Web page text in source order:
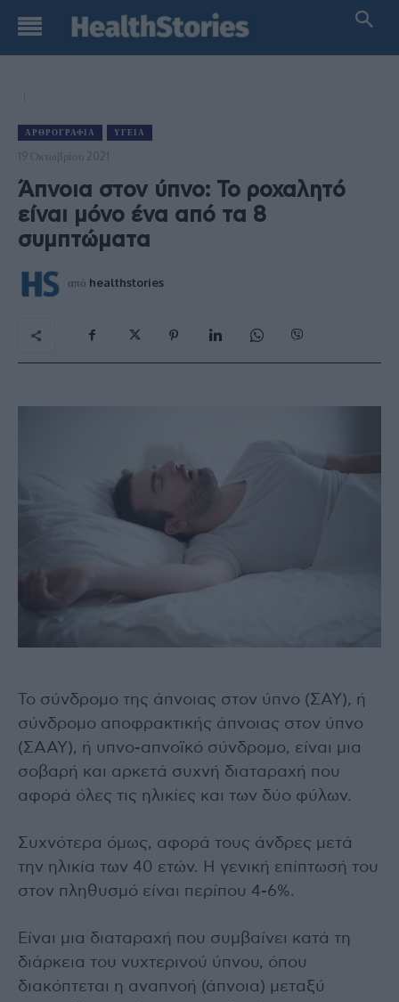
ΑΡΘΡΟΓΡΑΦΊΑ ΥΓΕΊΑ
19 Οκτωβρίου 2021
Άπνοια στον ύπνο: Το ροχαλητό
είναι μόνο ένα από τα 8
συμπτώματα
από healthstories
Το σύνδρομο της άπνοιας στον ύπνο (ΣΑΥ), ή
σύνδρομο αποφρακτικής άπνοιας στον ύπνο
(ΣΑΑΥ), ή υπνο-απνοϊκό σύνδρομο, είναι μια
σοβαρή και αρκετά συχνή διαταραχή που
αφορά όλες τις ηλικίες και των δύο φύλων.
Συχνότερα όμως, αφορά τους άνδρες μετά
την ηλικία των 40 ετών. Η γενική επίπτωσή του
στον πληθυσμό είναι περίπου 4-6%.
Είναι μια διαταραχή που συμβαίνει κατά τη
διάρκεια του νυχτερινού ύπνου, όπου
διακόπτεται η αναπνοή (άπνοια) μεταξύ